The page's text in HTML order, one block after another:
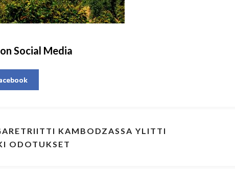
Social Media
KAMBODZASSA YLITTI
ODOTUKSET